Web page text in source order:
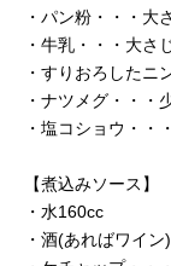
・パン粉・・・大
・牛乳・・・大さ
・すりおろしたニ
・ナツメグ・・・
・塩コショウ・・
【煮込みソース】
・水160cc
・酒(あればワイ